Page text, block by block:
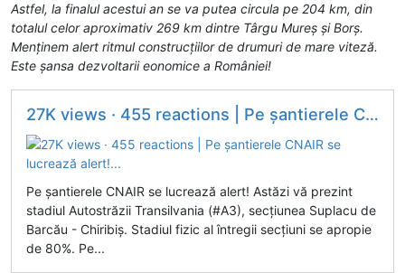
Astfel, la finalul acestui an se va putea circula pe 204 km, din
totalul celor aproximativ 269 km dintre Târgu Mureș și Borș.
Menținem alert ritmul construcțiilor de drumuri de mare viteză.
Este șansa dezvoltarii eonomice a României!
27K views · 455 reactions | Pe șantierele CNAIR se lucrează alert!...
Pe șantierele CNAIR se lucrează alert! Astăzi vă prezint
stadiul Autostrăzii Transilvania (#A3), secțiunea Suplacu de
Barcău - Chiribiș. Stadiul fizic al întregii secțiuni se apropie
de 80%. Pe...